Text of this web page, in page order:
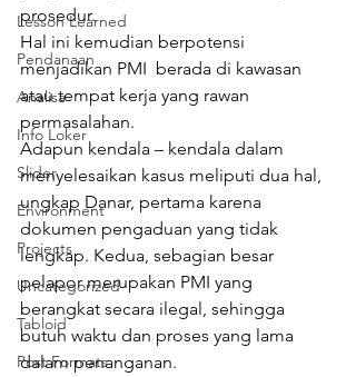
Lesson Learned
Pendanaan
Analisa
Info Loker
Slider
Environment
Projects
Uncategorized
Tabloid
Post Formats
prosedur.
Hal ini kemudian berpotensi
menjadikan PMI  berada di kawasan
atau tempat kerja yang rawan
permasalahan.
Adapun kendala – kendala dalam
menyelesaikan kasus meliputi dua hal,
ungkap Danar, pertama karena
dokumen pengaduan yang tidak
lengkap. Kedua, sebagian besar
pelapor merupakan PMI yang
berangkat secara ilegal, sehingga
butuh waktu dan proses yang lama
dalam penanganan.